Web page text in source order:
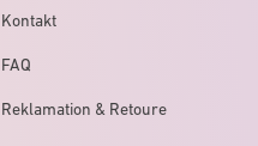
Kontakt
FAQ
Reklamation & Retoure